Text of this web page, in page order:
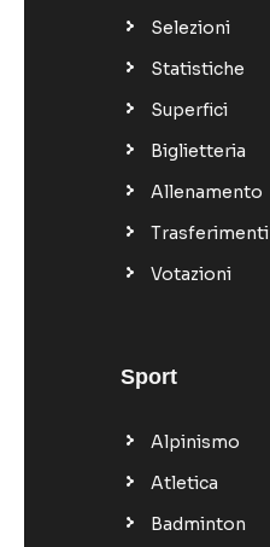
Selezioni
Statistiche
Superfici
Biglietteria
Allenamento
Trasferimenti
Votazioni
Sport
Alpinismo
Atletica
Badminton